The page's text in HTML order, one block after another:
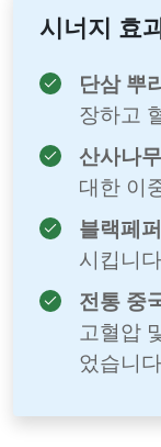
시너지 효
단삼 뿌
장하고
산사나
대한 이
블랙페퍼
시킵니다
전통 중
고혈압
었습니